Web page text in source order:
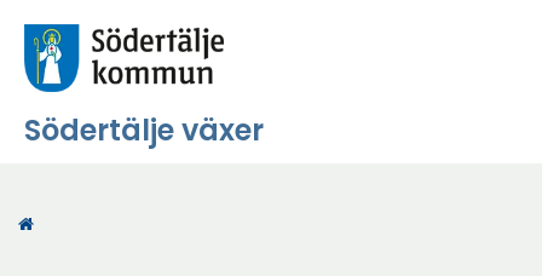
Södertälje växer
Start